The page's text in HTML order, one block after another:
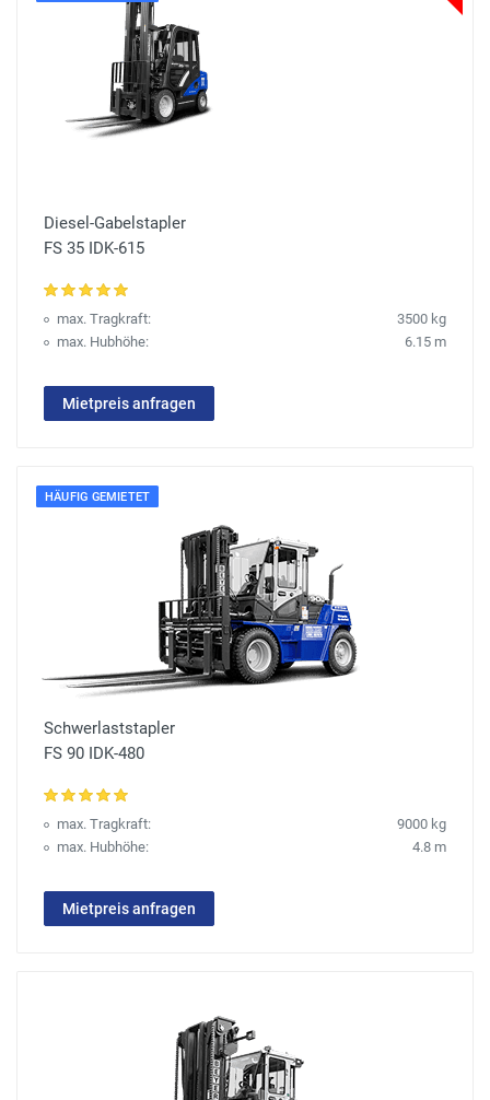
Diesel-Gabelstapler
FS 35 IDK-615
max. Tragkraft:
3500 kg
max. Hubhöhe:
6.15 m
Mietpreis anfragen
HÄUFIG GEMIETET
Schwerlaststapler
FS 90 IDK-480
max. Tragkraft:
9000 kg
max. Hubhöhe:
4.8 m
Mietpreis anfragen